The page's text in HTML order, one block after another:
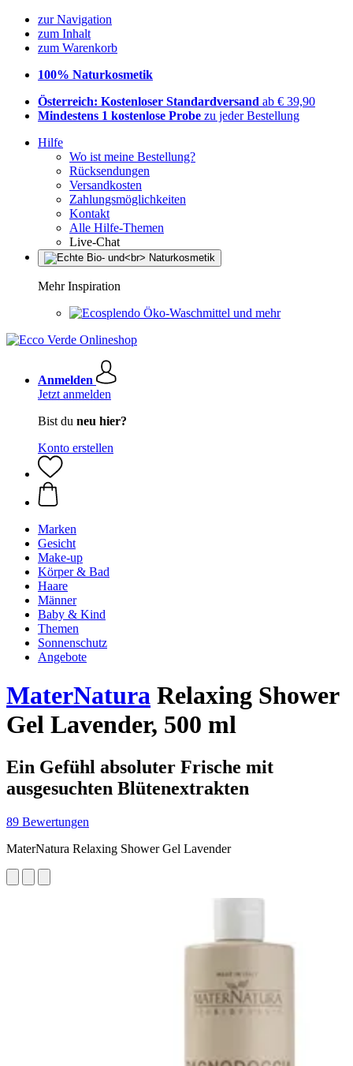
zur Navigation
zum Inhalt
zum Warenkorb
100% Naturkosmetik
Österreich: Kostenloser Standardversand ab € 39,90
Mindestens 1 kostenlose Probe zu jeder Bestellung
Hilfe
Wo ist meine Bestellung?
Rücksendungen
Versandkosten
Zahlungsmöglichkeiten
Kontakt
Alle Hilfe-Themen
Live-Chat
Mehr Inspiration
Öko-Waschmittel und mehr
Anmelden
Jetzt anmelden
Bist du neu hier?
Konto erstellen
Marken
Gesicht
Make-up
Körper & Bad
Haare
Männer
Baby & Kind
Themen
Sonnenschutz
Angebote
MaterNatura Relaxing Shower
Gel Lavender, 500 ml
Ein Gefühl absoluter Frische mit
ausgesuchten Blütenextrakten
89 Bewertungen
MaterNatura Relaxing Shower Gel Lavender